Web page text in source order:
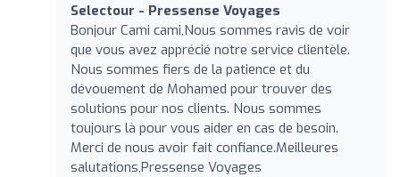
Selectour - Pressense Voyages
Bonjour Cami cami,Nous sommes ravis de voir
que vous avez apprécié notre service clientèle.
Nous sommes fiers de la patience et du
dévouement de Mohamed pour trouver des
solutions pour nos clients. Nous sommes
toujours là pour vous aider en cas de besoin.
Merci de nous avoir fait confiance.Meilleures
salutations,Pressense Voyages